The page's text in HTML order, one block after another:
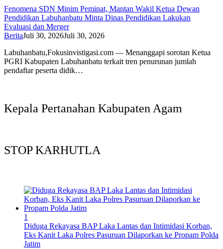
Fenomena SDN Minim Peminat, Mantan Wakil Ketua Dewan
Pendidikan Labuhanbatu Minta Dinas Pendidikan Lakukan
Evaluasi dan Merger
BeritaJuli 30, 2026Juli 30, 2026
Labuhanbatu,Fokusinvistigasi.com — Menanggapi sorotan Ketua
PGRI Kabupaten Labuhanbatu terkait tren penurunan jumlah
pendaftar peserta didik…
Kepala Pertanahan Kabupaten Agam
STOP KARHUTLA
1
Diduga Rekayasa BAP Laka Lantas dan Intimidasi Korban,
Eks Kanit Laka Polres Pasuruan Dilaporkan ke Propam Polda
Jatim